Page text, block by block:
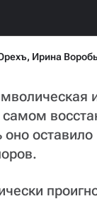
, Ирина